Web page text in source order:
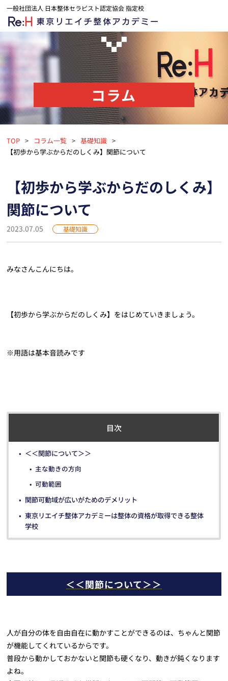
一般社団法人 日本整体セラピスト認定協会 指定校
コラム
TOP コラム一覧
基礎知識
【初歩から学ぶからだのしくみ】関節について
【初歩から学ぶからだのしくみ】
関節について
2023.07.05 基礎知識
みなさんこんにちは。
【初歩から学ぶからだのしくみ】をはじめていきましょう。
※用語は基本音読みです
目次
＜＜関節について＞＞
主な動きの方向
可動範囲
関節可動域が広いがためのデメリット
東京リエイチ整体アカデミーは整体の資格が取得できる整体
学校
＜＜関節について＞＞
人が自分の体を自由自在に動かすことができるのは、ちゃんと関節
が機能してくれているからです。
普段から動かしておかないと関節も硬くなり、動きが鈍くなります
よね。